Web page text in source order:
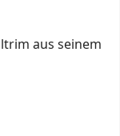
aus seinem